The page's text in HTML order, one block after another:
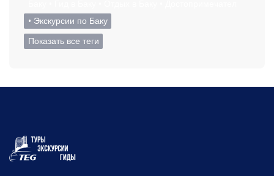
• Экскурсии по Баку
Показать все теги